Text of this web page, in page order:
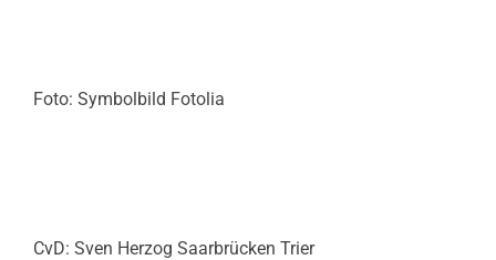
Foto: Symbolbild Fotolia
CvD: Sven Herzog Saarbrücken Trier